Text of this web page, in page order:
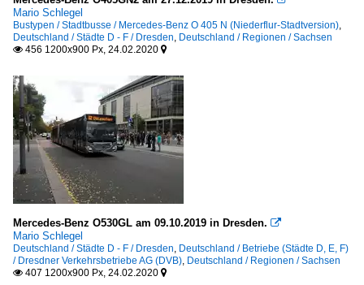
Mario Schlegel
Bustypen / Stadtbusse / Mercedes-Benz O 405 N (Niederflur-Stadtversion),
Deutschland / Städte D - F / Dresden, Deutschland / Regionen / Sachsen
 456 1200x900 Px, 24.02.2020 
Mercedes-Benz O530GL am 09.10.2019 in Dresden. 
Mario Schlegel
Deutschland / Städte D - F / Dresden, Deutschland / Betriebe (Städte D, E, F)
/ Dresdner Verkehrsbetriebe AG (DVB), Deutschland / Regionen / Sachsen
 407 1200x900 Px, 24.02.2020 